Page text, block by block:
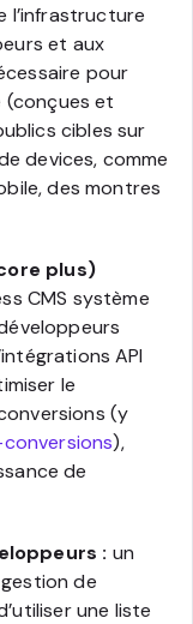
l’infrastructure
et aux
pour
(conçues et
cibles sur
devices, comme
des montres
plus)
CMS système
API
le
(y
),
de
: un
de
une liste